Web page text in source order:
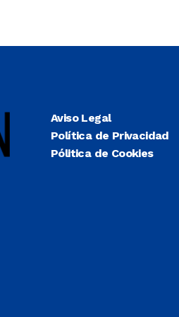
Aviso Legal
Política de Privacidad
Pólitica de Cookies